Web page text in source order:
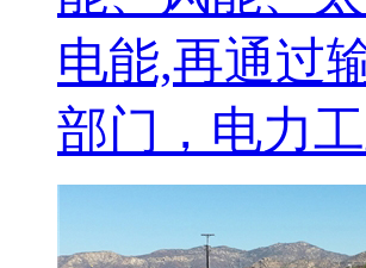
电能,再通过
部门，电力